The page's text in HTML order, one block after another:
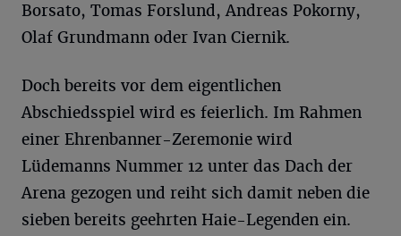
Borsato, Tomas Forslund, Andreas Pokorny,
Olaf Grundmann oder Ivan Ciernik.
Doch bereits vor dem eigentlichen
Abschiedsspiel wird es feierlich. Im Rahmen
einer Ehrenbanner-Zeremonie wird
Lüdemanns Nummer 12 unter das Dach der
Arena gezogen und reiht sich damit neben die
sieben bereits geehrten Haie-Legenden ein.